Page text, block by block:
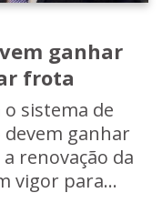
ganhar
frota
sistema de
ganhar
renovação da
vigor para...